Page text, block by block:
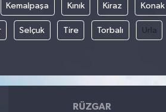
Kemalpaşa Kınık Kiraz Konak
Selçuk Tire Torbalı Urla
RÜZGAR